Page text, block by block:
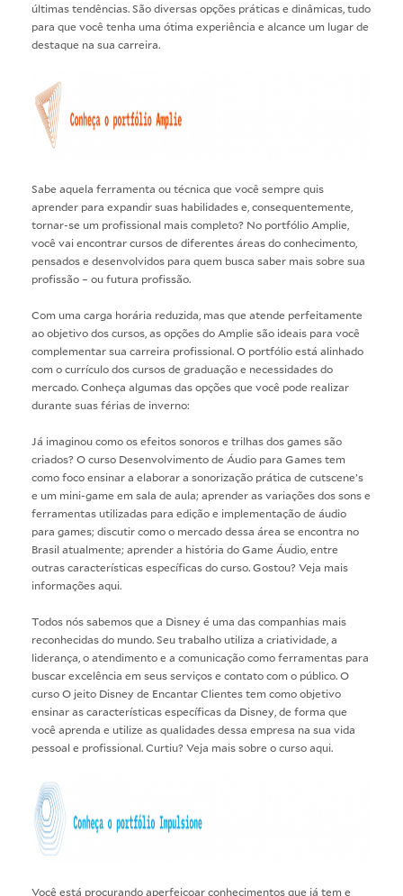
últimas tendências. São diversas opções práticas e dinâmicas, tudo
para que você tenha uma ótima experiência e alcance um lugar de
destaque na sua carreira.
Sabe aquela ferramenta ou técnica que você sempre quis
aprender para expandir suas habilidades e, consequentemente,
tornar-se um profissional mais completo? No portfólio Amplie,
você vai encontrar cursos de diferentes áreas do conhecimento,
pensados e desenvolvidos para quem busca saber mais sobre sua
profissão – ou futura profissão.
Com uma carga horária reduzida, mas que atende perfeitamente
ao objetivo dos cursos, as opções do Amplie são ideais para você
complementar sua carreira profissional. O portfólio está alinhado
com o currículo dos cursos de graduação e necessidades do
mercado. Conheça algumas das opções que você pode realizar
durante suas férias de inverno:
Já imaginou como os efeitos sonoros e trilhas dos games são
criados? O curso Desenvolvimento de Áudio para Gamestem
como foco ensinar a elaborar a sonorização prática de cutscene’s
e um mini-game em sala de aula; aprender as variações dos sons e
ferramentas utilizadas para edição e implementação de áudio
para games; discutir como o mercado dessa área se encontra no
Brasil atualmente; aprender a história do Game Áudio, entre
outras características específicas do curso. Gostou? Veja mais
informaçõesaqui.
Todos nós sabemos que a Disney é uma das companhias mais
reconhecidas do mundo. Seu trabalho utiliza a criatividade, a
liderança, o atendimento e a comunicação como ferramentas para
buscar excelência em seus serviços e contato com o público. O
cursoO jeito Disney de Encantar Clientestem como objetivo
ensinar as características específicas da Disney, de forma que
você aprenda e utilize as qualidades dessa empresa na sua vida
pessoal e profissional. Curtiu? Veja mais sobre o cursoaqui.
Você está procurando aperfeiçoar conhecimentos que já tem e